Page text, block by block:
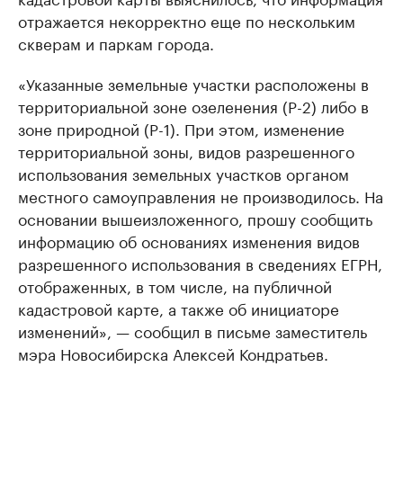
отражается некорректно еще по нескольким
скверам и паркам города.
«Указанные земельные участки расположены в
территориальной зоне озеленения (Р-2) либо в
зоне природной (Р-1). При этом, изменение
территориальной зоны, видов разрешенного
использования земельных участков органом
местного самоуправления не производилось. На
основании вышеизложенного, прошу сообщить
информацию об основаниях изменения видов
разрешенного использования в сведениях ЕГРН,
отображенных, в том числе, на публичной
кадастровой карте, а также об инициаторе
изменений», — сообщил в письме заместитель
мэра Новосибирска Алексей Кондратьев.